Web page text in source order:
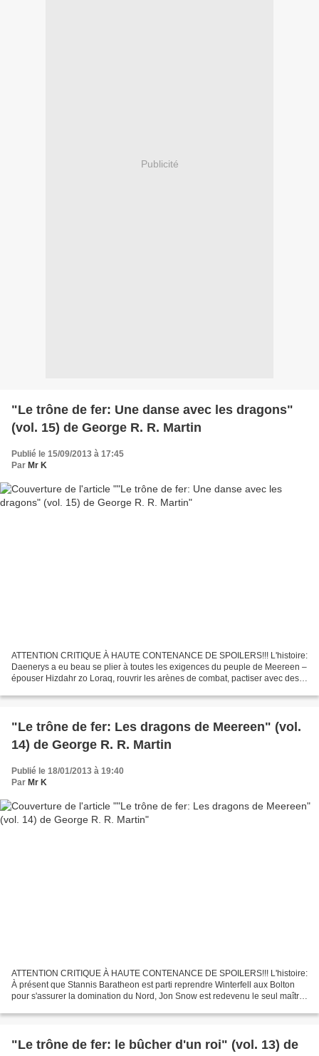
Publicité
"Le trône de fer: Une danse avec les dragons"
(vol. 15) de George R. R. Martin
Publié le 15/09/2013 à 17:45
Par Mr K
ATTENTION CRITIQUE À HAUTE CONTENANCE DE SPOILERS!!! L'histoire:
Daenerys a eu beau se plier à toutes les exigences du peuple de Meereen –
épouser Hizdahr zo Loraq, rouvrir les arènes de combat, pactiser avec des
"Le trône de fer: Les dragons de Meereen" (vol.
14) de George R. R. Martin
Publié le 18/01/2013 à 19:40
Par Mr K
ATTENTION CRITIQUE À HAUTE CONTENANCE DE SPOILERS!!! L'histoire:
À présent que Stannis Baratheon est parti reprendre Winterfell aux Bolton
pour s'assurer la domination du Nord, Jon Snow est redevenu le seul maître
"Le trône de fer: le bûcher d'un roi" (vol. 13) de